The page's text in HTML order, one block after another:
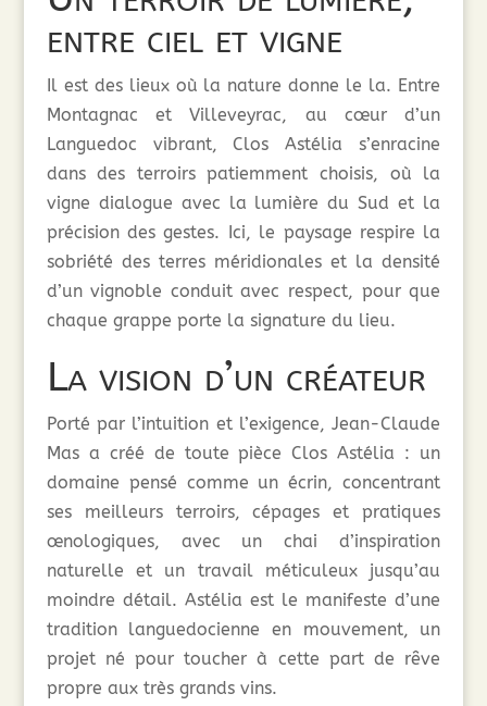
entre ciel et vigne
Il est des lieux où la nature donne le la. Entre
Montagnac et Villeveyrac, au cœur d’un
Languedoc vibrant, Clos Astélia s’enracine
dans des terroirs patiemment choisis, où la
vigne dialogue avec la lumière du Sud et la
précision des gestes. Ici, le paysage respire la
sobriété des terres méridionales et la densité
d’un vignoble conduit avec respect, pour que
chaque grappe porte la signature du lieu.
La vision d’un créateur
Porté par l’intuition et l’exigence, Jean-Claude
Mas a créé de toute pièce Clos Astélia : un
domaine pensé comme un écrin, concentrant
ses meilleurs terroirs, cépages et pratiques
œnologiques, avec un chai d’inspiration
naturelle et un travail méticuleux jusqu’au
moindre détail. Astélia est le manifeste d’une
tradition languedocienne en mouvement, un
projet né pour toucher à cette part de rêve
propre aux très grands vins.